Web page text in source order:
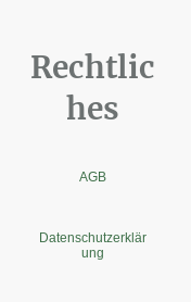
Rechtlic
hes
AGB
Datenschutzerklär
ung